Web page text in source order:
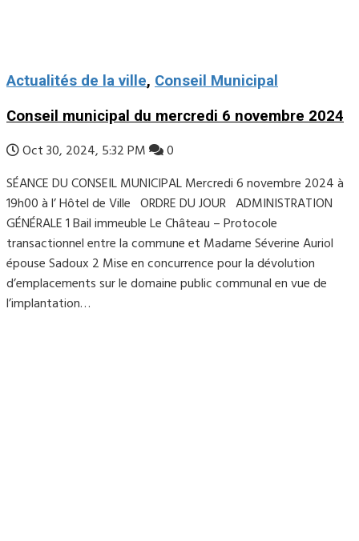
Actualités de la ville, Conseil Municipal
Conseil municipal du mercredi 6 novembre 2024
Oct 30, 2024, 5:32 PM
0
SÉANCE DU CONSEIL MUNICIPAL Mercredi 6 novembre 2024 à
19h00 à l’ Hôtel de Ville ORDRE DU JOUR ADMINISTRATION
GÉNÉRALE 1 Bail immeuble Le Château – Protocole
transactionnel entre la commune et Madame Séverine Auriol
épouse Sadoux 2 Mise en concurrence pour la dévolution
d’emplacements sur le domaine public communal en vue de
l’implantation…